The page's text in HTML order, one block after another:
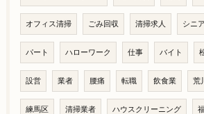
オフィス清掃 ごみ回収 清掃求人 シニア
パート ハローワーク 仕事 バイト
設営 業者 腰痛 転職 飲食業 荒
練馬区 清掃業者 ハウスクリーニング